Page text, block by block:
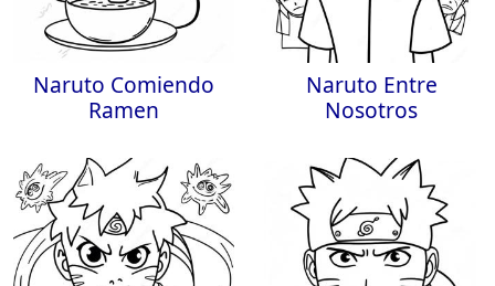
Naruto Comiendo
Ramen
Naruto Entre
Nosotros